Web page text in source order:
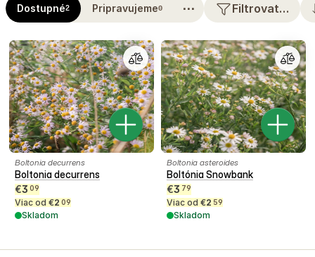
Dostupné2 Pripravujeme0 ⋯ Filtrovat…
Boltonia decurrens
Boltonia decurrens
€3 09
Viac od €2 09
Skladom
Boltonia asteroides
Boltónia Snowbank
€3 79
Viac od €2 59
Skladom